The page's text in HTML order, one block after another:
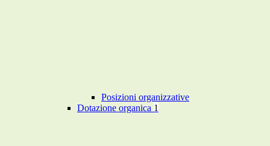
Posizioni organizzative
Dotazione organica 1